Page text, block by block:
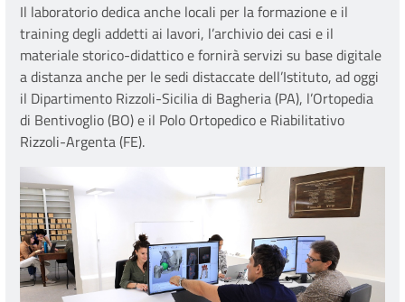
Il laboratorio dedica anche locali per la formazione e il
training degli addetti ai lavori, l’archivio dei casi e il
materiale storico-didattico e fornirà servizi su base digitale
a distanza anche per le sedi distaccate dell’Istituto, ad oggi
il Dipartimento Rizzoli-Sicilia di Bagheria (PA), l’Ortopedia
di Bentivoglio (BO) e il Polo Ortopedico e Riabilitativo
Rizzoli-Argenta (FE).